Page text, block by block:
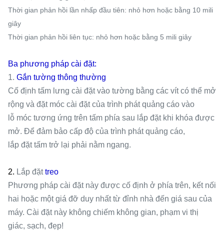
Thời gian phản hồi lần nhấp đầu tiên: nhỏ hơn hoặc bằng 10 mili
giây
Thời gian phản hồi liên tục: nhỏ hơn hoặc bằng 5 mili giây
Ba phương pháp cài đặt:
1. Gắn tường thông thường
Cố định tấm lưng cài đặt vào tường bằng các vít có thể mở
rộng và đặt móc cài đặt của trình phát quảng cáo vào
lỗ móc tương ứng trên tấm phía sau lắp đặt khi khóa được
mở. Để đảm bảo cấp độ của trình phát quảng cáo,
lắp đặt tấm trở lại phải nằm ngang.
2. Lắp đặttreo
Phương pháp cài đặt này được cố định ở phía trên, kết nối
hai hoặc một giá đỡ duy nhất từ ​​đỉnh nhà đến giá sau của
máy. Cài đặt này không chiếm không gian, phạm vi thị
giác, sạch, đẹp!